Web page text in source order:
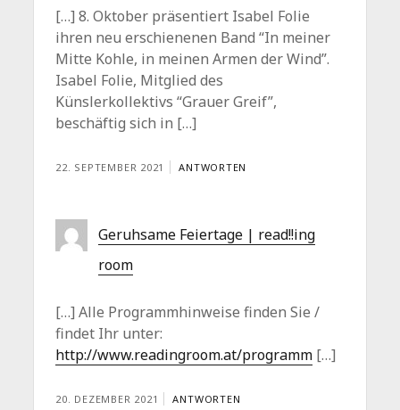
[…] 8. Oktober präsentiert Isabel Folie
ihren neu erschienenen Band “In meiner
Mitte Kohle, in meinen Armen der Wind”.
Isabel Folie, Mitglied des
Künslerkollektivs “Grauer Greif”,
beschäftig sich in […]
22. SEPTEMBER 2021 ANTWORTEN
Geruhsame Feiertage | read!!ing
room
[…] Alle Programmhinweise finden Sie /
findet Ihr unter:
http://www.readingroom.at/programm […]
20. DEZEMBER 2021 ANTWORTEN